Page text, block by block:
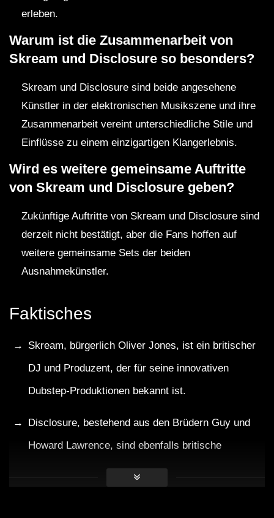
erleben.
Warum ist die Zusammenarbeit von
Skream und Disclosure so besonders?
Skream und Disclosure sind beide angesehene
Künstler in der elektronischen Musikszene und ihre
Zusammenarbeit vereint unterschiedliche Stile und
Einflüsse zu einem einzigartigen Klangerlebnis.
Wird es weitere gemeinsame Auftritte
von Skream und Disclosure geben?
Zukünftige Auftritte von Skream und Disclosure sind
derzeit nicht bestätigt, aber die Fans hoffen auf
weitere gemeinsame Sets der beiden
Ausnahmekünstler.
Faktisches
Skream, bürgerlich Oliver Jones, ist ein britischer
DJ und Produzent, der für seine innovativen
Dubstep-Produktionen bekannt ist.
Disclosure, bestehend aus den Brüdern Guy und
Howard Lawrence, sind ebenfalls britische
Musikproduzenten und haben mit Hits wie “Latch”
internationale Bekanntheit erlangt.